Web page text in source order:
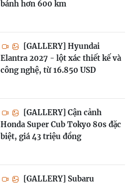
bánh hơn 600 km
[GALLERY] Hyundai
Elantra 2027 - lột xác thiết kế và
công nghệ, từ 16.850 USD
[GALLERY] Cận cảnh
Honda Super Cub Tokyo 80s đặc
biệt, giá 43 triệu đồng
[GALLERY] Subaru